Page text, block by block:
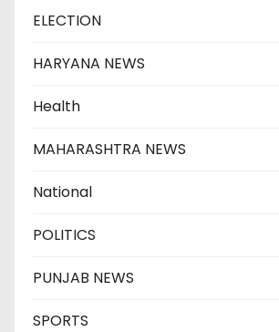
ELECTION
HARYANA NEWS
Health
MAHARASHTRA NEWS
National
POLITICS
PUNJAB NEWS
SPORTS